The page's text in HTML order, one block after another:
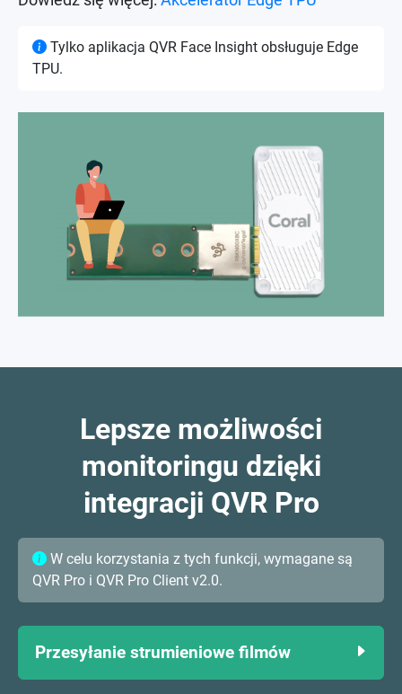
Tylko aplikacja QVR Face Insight obsługuje Edge
TPU.
Lepsze możliwości
monitoringu dzięki
integracji QVR Pro
W celu korzystania z tych funkcji, wymagane są
QVR Pro i QVR Pro Client v2.0.
Przesyłanie strumieniowe filmów